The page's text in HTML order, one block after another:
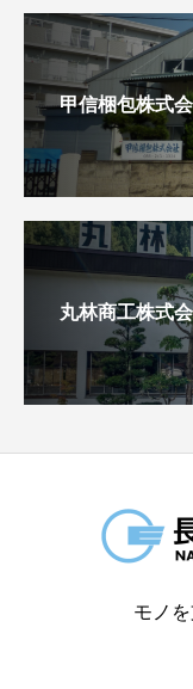
甲信梱包株式
丸林商工株式
モノ